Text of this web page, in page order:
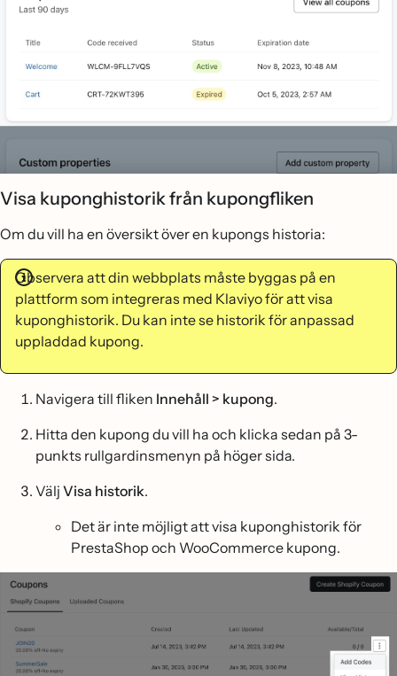
Visa kuponghistorik från kupongfliken
Om du vill ha en översikt över en kupongs historia:
Observera att din webbplats måste byggas på en
plattform som integreras med Klaviyo för att visa
kuponghistorik. Du kan inte se historik för anpassad
uppladdad kupong.
Navigera till fliken Innehåll > kupong.
Hitta den kupong du vill ha och klicka sedan på 3-
punkts rullgardinsmenyn på höger sida.
Välj Visa historik.
Det är inte möjligt att visa kuponghistorik för
PrestaShop och WooCommerce kupong.